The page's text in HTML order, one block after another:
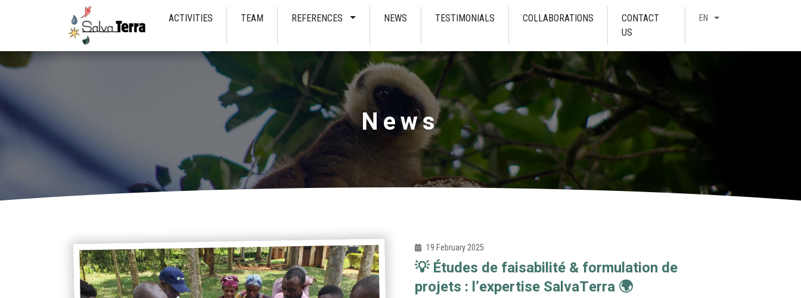
ACTIVITIES TEAM REFERENCES NEWS TESTIMONIALS COLLABORATIONS
CONTACT
US
EN
News
19 February 2025
💡 Études de faisabilité & formulation de
projets : l’expertise SalvaTerra 🌍